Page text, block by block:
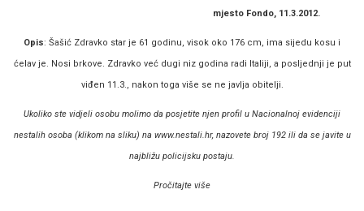
mjesto Fondo, 11.3.2012.
Opis: Šašić Zdravko star je 61 godinu, visok oko 176 cm, ima sijedu kosu i
ćelav je. Nosi brkove. Zdravko već dugi niz godina radi Italiji, a posljednji je put
viđen 11.3., nakon toga više se ne javlja obitelji.
Ukoliko ste vidjeli osobu molimo da posjetite njen profil u Nacionalnoj evidenciji
nestalih osoba (klikom na sliku) na www.nestali.hr, nazovete broj 192 ili da se javite u
najbližu policijsku postaju.
Pročitajte više